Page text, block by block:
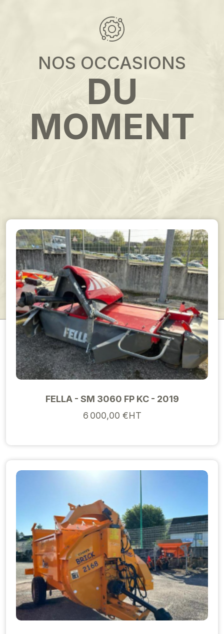
NOS OCCASIONS
DU
MOMENT
FELLA - SM 3060 FP KC - 2019
6 000,00 €HT